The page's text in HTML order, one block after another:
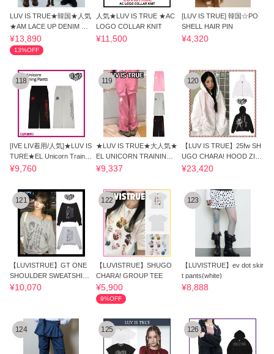
LUV IS TRUE★韓国★人気
★AM LACE UP DENIM SKI
RT 2色 リボン
¥13,890
13%OFF
人気★LUV IS TRUE ★AC
LOGO COLLAR KNIT
¥11,500
[LUV IS TRUE] 韓国☆PO
SHELL HAIR PIN
¥4,320
118
[IVE LIV着用/人気]★LUV IS
TURE★EL Unicorn Trainin
g Pants
¥9,760
119
★LUV IS TRUE★大人気★
EL UNICORN TRAINING P
ANTS
¥9,337
120
【LUV IS TRUE】25fw SH
UGO CHARA! HOOD ZIP
UP
¥23,420
121
【LUVISTRUE】GT ONE
SHOULDER SWEATSHIRT
オフショルダー
¥10,070
122
【LUVISTRUE】SHUGO
CHARA! GROUP TEE
¥5,900
9%OFF
123
【LUVISTRUE】ev dot skir
t pants(white)
¥8,888
124 125 126